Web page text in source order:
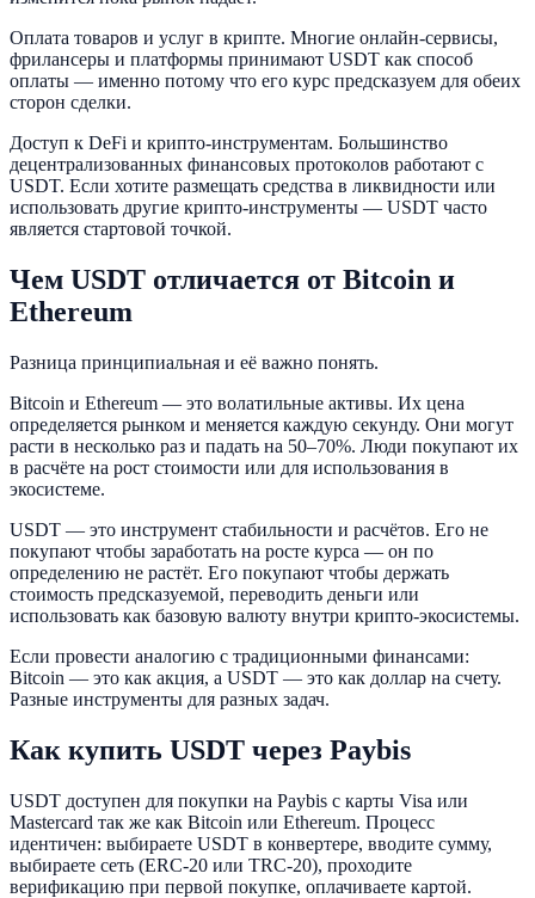
Оплата товаров и услуг в крипте. Многие онлайн-сервисы,
фрилансеры и платформы принимают USDT как способ
оплаты — именно потому что его курс предсказуем для обеих
сторон сделки.
Доступ к DeFi и крипто-инструментам. Большинство
децентрализованных финансовых протоколов работают с
USDT. Если хотите размещать средства в ликвидности или
использовать другие крипто-инструменты — USDT часто
является стартовой точкой.
Чем USDT отличается от Bitcoin и
Ethereum
Разница принципиальная и её важно понять.
Bitcoin и Ethereum — это волатильные активы. Их цена
определяется рынком и меняется каждую секунду. Они могут
расти в несколько раз и падать на 50–70%. Люди покупают их
в расчёте на рост стоимости или для использования в
экосистеме.
USDT — это инструмент стабильности и расчётов. Его не
покупают чтобы заработать на росте курса — он по
определению не растёт. Его покупают чтобы держать
стоимость предсказуемой, переводить деньги или
использовать как базовую валюту внутри крипто-экосистемы.
Если провести аналогию с традиционными финансами:
Bitcoin — это как акция, а USDT — это как доллар на счету.
Разные инструменты для разных задач.
Как купить USDT через Paybis
USDT доступен для покупки на Paybis с карты Visa или
Mastercard так же как Bitcoin или Ethereum. Процесс
идентичен: выбираете USDT в конвертере, вводите сумму,
выбираете сеть (ERC-20 или TRC-20), проходите
верификацию при первой покупке, оплачиваете картой.